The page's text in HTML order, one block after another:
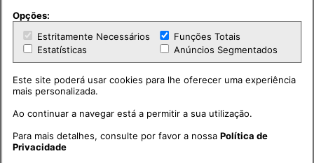
PUB
Opções:
Estritamente Necessários
Funções Totais
Estatísticas
Anúncios Segmentados
Este site poderá usar cookies para lhe oferecer uma experiência
mais personalizada.
Ao continuar a navegar está a permitir a sua utilização.
Para mais detalhes, consulte por favor a nossaPolítica de
Privacidade